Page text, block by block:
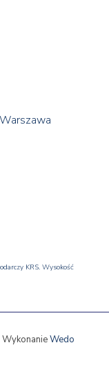
KRS. Wysokość
Wedo